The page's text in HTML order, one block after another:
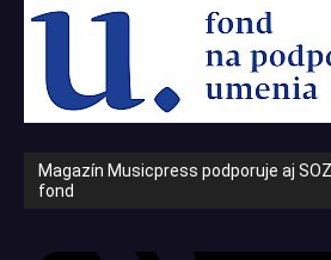
Magazín Musicpress podporuje aj
fond